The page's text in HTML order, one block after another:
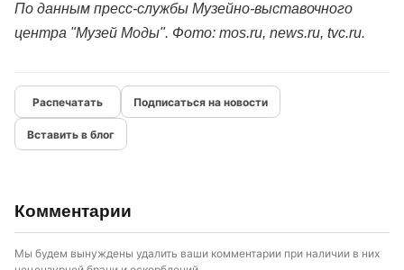
По данным пресс-службы Музейно-выставочного
центра "Музей Моды". Фото: mos.ru, news.ru, tvc.ru.
Подписаться на новости
Вставить в блог
Комментарии
Мы будем вынуждены удалить ваши комментарии при наличии в них